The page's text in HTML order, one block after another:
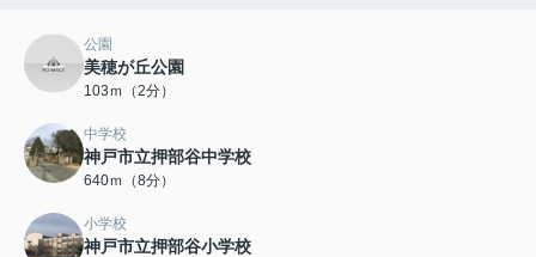
公園
美穂が丘公園
103ｍ（2分）
中学校
神戸市立押部谷中学校
640ｍ（8分）
小学校
神戸市立押部谷小学校